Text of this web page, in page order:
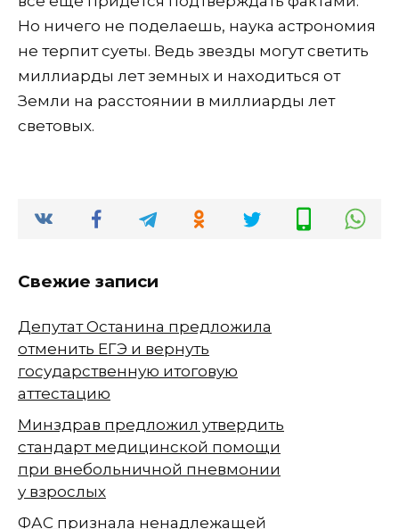
Но ничего не поделаешь, наука астрономия
не терпит суеты. Ведь звезды могут светить
миллиарды лет земных и находиться от
Земли на расстоянии в миллиарды лет
световых.
Свежие записи
Депутат Останина предложила
отменить ЕГЭ и вернуть
государственную итоговую
аттестацию
Минздрав предложил утвердить
стандарт медицинской помощи
при внебольничной пневмонии
у взрослых
ФАС признала ненадлежащей